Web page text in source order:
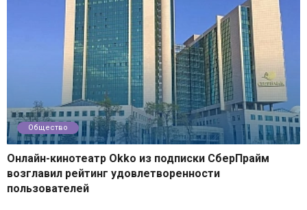
Общество
Онлайн-кинотеатр Okko из подписки СберПрайм
возглавил рейтинг удовлетворенности
пользователей